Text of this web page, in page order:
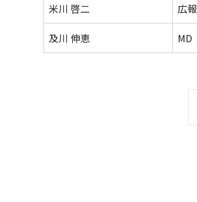
米川 啓二
広報
及川 伸恵 MD